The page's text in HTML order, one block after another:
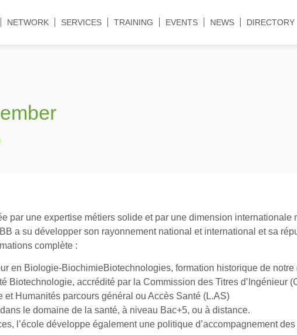
NETWORK SERVICES TRAINING EVENTS NEWS DIRECTORY
par une expertise métiers solide et par une dimension
a su développer son rayonnement national et international et sa
complète :
en Biologie-BiochimieBiotechnologies, formation historique de notre
Biotechnologie, accrédité par la Commission des Titres d’Ingénieur
et Humanités parcours général ou Accès Santé (L.AS)
le domaine de la santé, à niveau Bac+5, ou à distance.
l’école développe également une politique d’accompagnement